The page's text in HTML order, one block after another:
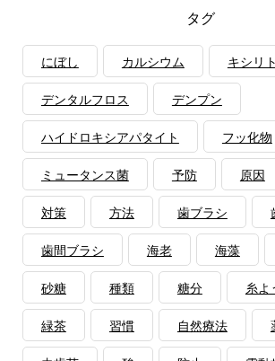
タグ
にぼし カルシウム キシリ
デンタルフロス デンプン
ハイドロキシアパタイト フッ化物
ミュータンス菌 予防 原因
対策 方法 歯ブラシ
歯間ブラシ 海老 海藻
砂糖 種類 糖分 糸よ
緑茶 習慣 自然療法